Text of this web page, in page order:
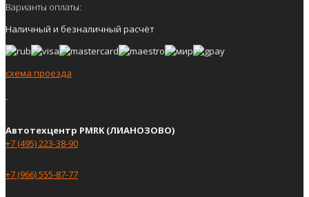
Варианты оплаты:
Наличный и безналичный расчёт
схема проезда
Автотехцентр PMRK (ЛИАНОЗОВО)
+7 (495) 223-38-90
+7 (966) 555-87-77